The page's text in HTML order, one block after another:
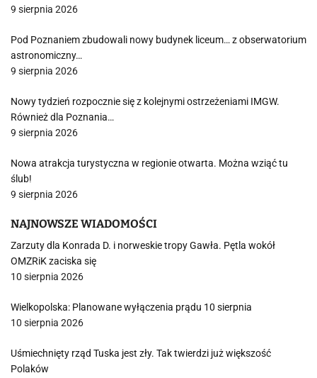
9 sierpnia 2026
Pod Poznaniem zbudowali nowy budynek liceum… z obserwatorium
astronomiczny…
9 sierpnia 2026
Nowy tydzień rozpocznie się z kolejnymi ostrzeżeniami IMGW.
Również dla Poznania…
9 sierpnia 2026
Nowa atrakcja turystyczna w regionie otwarta. Można wziąć tu
ślub!
9 sierpnia 2026
NAJNOWSZE WIADOMOŚCI
Zarzuty dla Konrada D. i norweskie tropy Gawła. Pętla wokół
OMZRiK zaciska się
10 sierpnia 2026
Wielkopolska: Planowane wyłączenia prądu 10 sierpnia
10 sierpnia 2026
Uśmiechnięty rząd Tuska jest zły. Tak twierdzi już większość
Polaków